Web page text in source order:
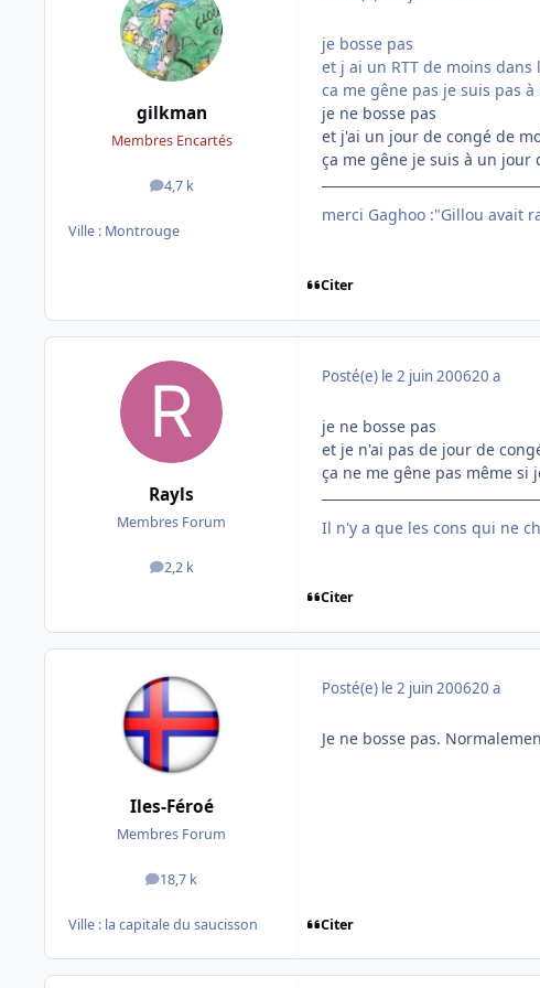
gilkman
Membres Encartés
4,7 k
messages
Ville : Montrouge
je bosse pas
et j ai un RTT de moins
ca me gêne pas je suis pas
je ne bosse pas
et j'ai un jour de congé de
ça me gêne je suis à un jour
merci Gaghoo :"Gillou avait
Citer
Rayls
Membres Forum
2,2 k
messages
Posté(e) le 2 juin 200620 a
je ne bosse pas
et je n'ai pas de jour de
ça ne me gêne pas même si
Il n'y a que les cons qui ne
Citer
Iles-Féroé
Membres Forum
18,7 k
messages
Ville : la capitale du saucisson
Posté(e) le 2 juin 200620 a
Je ne bosse pas.
Citer